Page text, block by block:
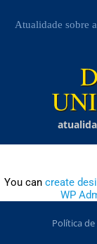
Atualidade sobre
You can create
WP
Política